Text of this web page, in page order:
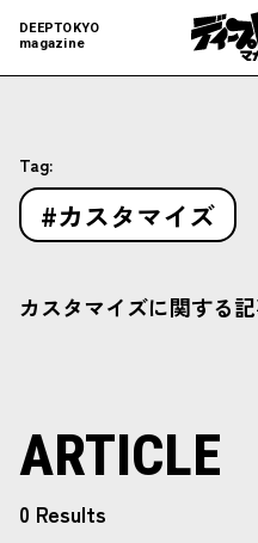
DEEPTOKYO
magazine
Tag:
#カスタマイズ
カスタマイズに関する
ARTICLE
0 Results